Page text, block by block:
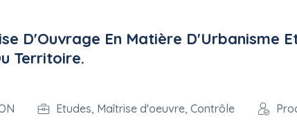
D'Ouvrage En Matière D'Urbanisme
Territoire.
Etudes, Maîtrise d'oeuvre, Contrôle